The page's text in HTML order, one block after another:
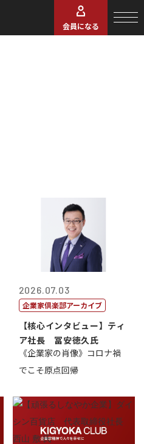
会員になる
2026.07.03
企業家倶楽部アーカイブ
【核心インタビュー】ティ
ア社長 冨安徳久氏
《企業家の肖像》コロナ禍
でこそ原点回帰